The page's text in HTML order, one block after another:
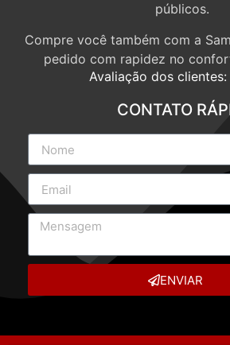
públicos.
Compre você também com a
pedido com rapidez no
Avaliação dos clientes:
CONTATO
ENVIAR